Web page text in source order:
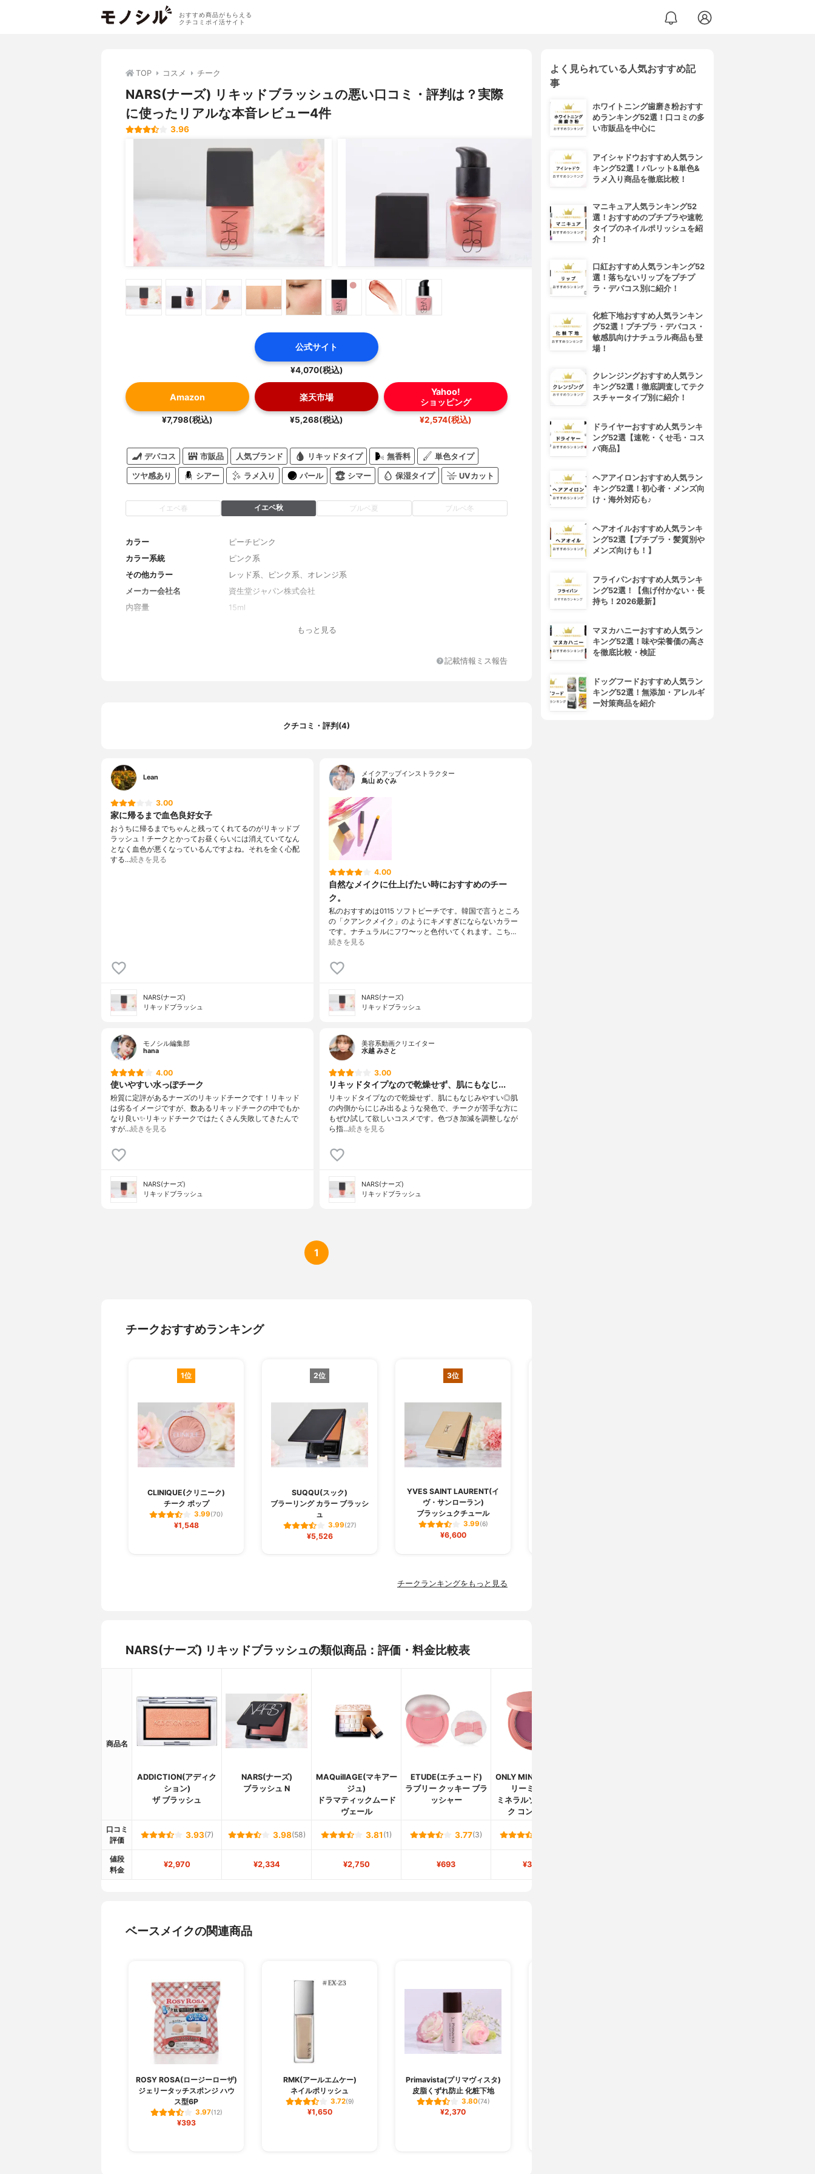
おすすめ商品がもらえる
クチコミポイ活サイト
TOP コスメ チーク
NARS(ナーズ) リキッドブラッシュの悪い口コミ・評判は？実際
に使ったリアルな本音レビュー4件
3.96
公式サイト
¥4,070(税込)
Amazon
¥7,798(税込)
楽天市場
¥5,268(税込)
Yahoo!
ショッピング
¥2,574(税込)
デパコス 市販品 人気ブランド リキッドタイプ 無香料 単色タイプ
ツヤ感あり シアー ラメ入り パール シマー 保湿タイプ UVカット
イエベ春 イエベ秋 ブルベ夏 ブルベ冬
カラー
ピーチピンク
カラー系統
ピンク系
その他カラー
レッド系、ピンク系、オレンジ系
メーカー会社名
資生堂ジャパン株式会社
内容量
15ml
もっと見る
記載情報ミス報告
クチコミ・評判(4)
Lean
3.00
家に帰るまで血色良好女子
おうちに帰るまでちゃんと残ってくれてるのがリキッドブ
ラッシュ！チークとかってお昼くらいには消えていてなん
となく血色が悪くなっているんですよね。それを全く心配
する…続きを見る
NARS(ナーズ)
リキッドブラッシュ
メイクアップインストラクター
鳥山 めぐみ
4.00
自然なメイクに仕上げたい時におすすめのチー
ク。
私のおすすめは0115 ソフトピーチです。韓国で言うところ
の「クアンクメイク」のようにキメすぎにならないカラー
です。ナチュラルにフワ〜ッと色付いてくれます。こち…
続きを見る
NARS(ナーズ)
リキッドブラッシュ
モノシル編集部
hana
4.00
使いやすい水っぽチーク
粉質に定評があるナーズのリキッドチークです！リキッド
は劣るイメージですが、数あるリキッドチークの中でもか
なり良い✨リキッドチークではたくさん失敗してきたんで
すが…続きを見る
NARS(ナーズ)
リキッドブラッシュ
美容系動画クリエイター
水越 みさと
3.00
リキッドタイプなので乾燥せず、肌にもなじ...
リキッドタイプなので乾燥せず、肌にもなじみやすい◎肌
の内側からにじみ出るような発色で、チークが苦手な方に
もぜひ試して欲しいコスメです。色づき加減を調整しなが
ら指…続きを見る
NARS(ナーズ)
リキッドブラッシュ
1
チークおすすめランキング
1位
CLINIQUE(クリニーク)
チーク ポップ
3.99(70)
¥1,548
2位
SUQQU(スック)
ブラーリング カラー ブラッシ
ュ
3.99(27)
¥5,526
3位
YVES SAINT LAURENT(イ
ヴ・サンローラン)
ブラッシュクチュール
3.99(6)
¥6,600
チークランキングをもっと見る
NARS(ナーズ) リキッドブラッシュの類似商品：評価・料金比較表
商品名
ADDICTION(アディク
ション)
ザ ブラッシュ
NARS(ナーズ)
ブラッシュ N
MAQuillAGE(マキアー
ジュ)
ドラマティックムード
ヴェール
ETUDE(エチュード)
ラブリー クッキー ブラ
ッシャー
ONLY MINERALS(オン
リーミネラル)
ミネラルソリッドチー
ク コンプリート
口コミ
評価
3.93(7) 3.98(58) 3.81 (1) 3.77(3)
値段
料金
¥2,970 ¥2,334 ¥2,750 ¥693 ¥3,520
ベースメイクの関連商品
ROSY ROSA(ロージーローザ)
ジェリータッチスポンジ ハウ
ス型6P
3.97(12)
¥393
RMK(アールエムケー)
ネイルポリッシュ
3.72(9)
¥1,650
Primavista(プリマヴィスタ)
皮脂くずれ防止 化粧下地
3.80(74)
¥2,370
よく見られている人気おすすめ記
事
ホワイトニング歯磨き粉おすす
めランキング52選！口コミの多
い市販品を中心に
アイシャドウおすすめ人気ラン
キング52選！パレット&単色&
ラメ入り商品を徹底比較！
マニキュア人気ランキング52
選！おすすめのプチプラや速乾
タイプのネイルポリッシュを紹
介！
口紅おすすめ人気ランキング52
選！落ちないリップをプチプ
ラ・デパコス別に紹介！
化粧下地おすすめ人気ランキン
グ52選！プチプラ・デパコス・
敏感肌向けナチュラル商品も登
場！
クレンジングおすすめ人気ラン
キング52選！徹底調査してテク
スチャータイプ別に紹介！
ドライヤーおすすめ人気ランキ
ング52選【速乾・くせ毛・コス
パ商品】
ヘアアイロンおすすめ人気ラン
キング52選！初心者・メンズ向
け・海外対応も♪
ヘアオイルおすすめ人気ランキ
ング52選【プチプラ・髪質別や
メンズ向けも！】
フライパンおすすめ人気ランキ
ング52選！【焦げ付かない・長
持ち！2026最新】
マヌカハニーおすすめ人気ラン
キング52選！味や栄養価の高さ
を徹底比較・検証
ドッグフードおすすめ人気ラン
キング52選！無添加・アレルギ
ー対策商品を紹介